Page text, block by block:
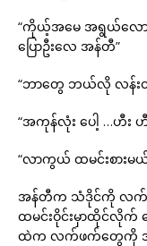
“ကိုယ့်အမေ အရွယ်လေ
ပြောဦးလေ အန်တီ”
“ဘာတွေ ဘယ်လို လန်း
“အကုန်လုံး ပေါ့ …ဟီး ဟီ
“လာကွယ် ထမင်းစားမ
အန်တီက သံဒိုင်ကို လက်
ထမင်းဝိုင်းမှာထိုင်လို
ထဲက လက်ဖက်တွေကို အရ